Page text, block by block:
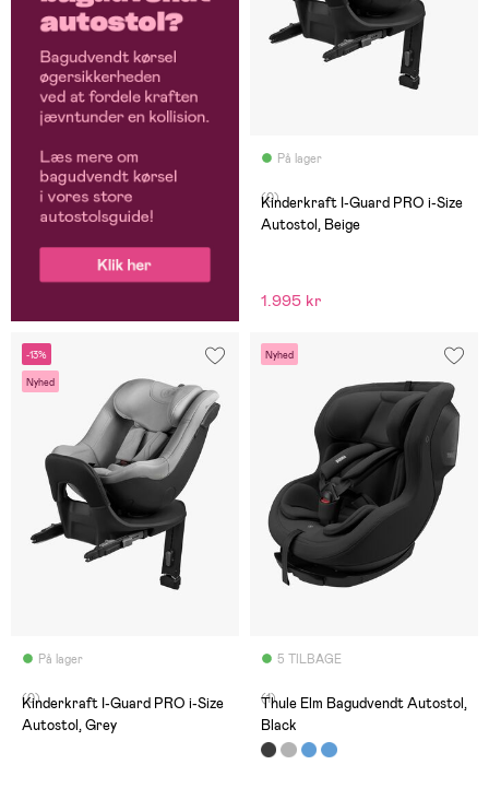
På lager
(0)
Kinderkraft I-Guard PRO i-Size
Autostol, Beige
1.995 kr
-13%
Nyhed
På lager
(0)
Kinderkraft I-Guard PRO i-Size
Autostol, Grey
Nyhed
5 TILBAGE
(1)
Thule Elm Bagudvendt Autostol,
Black